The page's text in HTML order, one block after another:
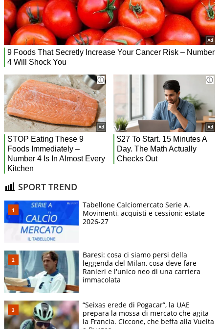
SPORT TREND
Tabellone Calciomercato Serie A.
Movimenti, acquisti e cessioni: estate
2026-27
Baresi: cosa ci siamo persi della
leggenda del Milan, cosa deve fare
Ranieri e l'unico neo di una carriera
immacolata
“Seixas erede di Pogacar”, la UAE
prepara la mossa di mercato che agita
la Francia. Ciccone, che beffa alla Vuelta